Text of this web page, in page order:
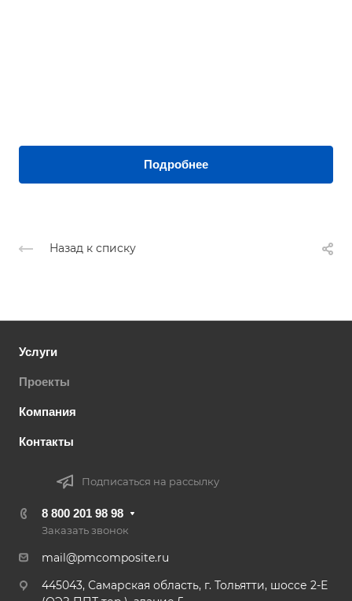
Подробнее
Назад к списку
Услуги
Проекты
Компания
Контакты
Подписаться на рассылку
8 800 201 98 98
Заказать звонок
mail@pmcomposite.ru
445043, Самарская область, г. Тольятти, шоссе 2-Е